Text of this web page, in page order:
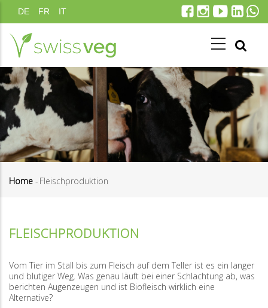
Direkt
zum
Inhalt
DE FR IT
Home - Fleischproduktion
FLEISCHPRODUKTION
Vom Tier im Stall bis zum Fleisch auf dem Teller ist es ein langer
und blutiger Weg. Was genau läuft bei einer Schlachtung ab, was
berichten Augenzeugen und ist Biofleisch wirklich eine
Alternative?